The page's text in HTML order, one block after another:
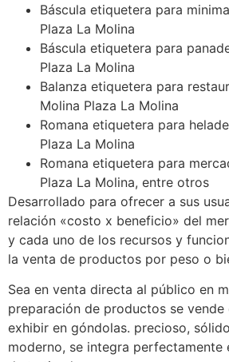
Báscula etiquetera para
Plaza La Molina
Báscula etiquetera para
Plaza La Molina
Balanza etiquetera para
Molina Plaza La Molina
Romana etiquetera para
Plaza La Molina
Romana etiquetera para
Plaza La Molina, entre otros
Desarrollado para ofrecer a sus
relación «costo x beneficio» del
y cada uno de los recursos y
la venta de productos por peso o
Sea en venta directa al público en
preparación de productos se vende
exhibir en góndolas. precioso,
moderno, se integra perfectamente